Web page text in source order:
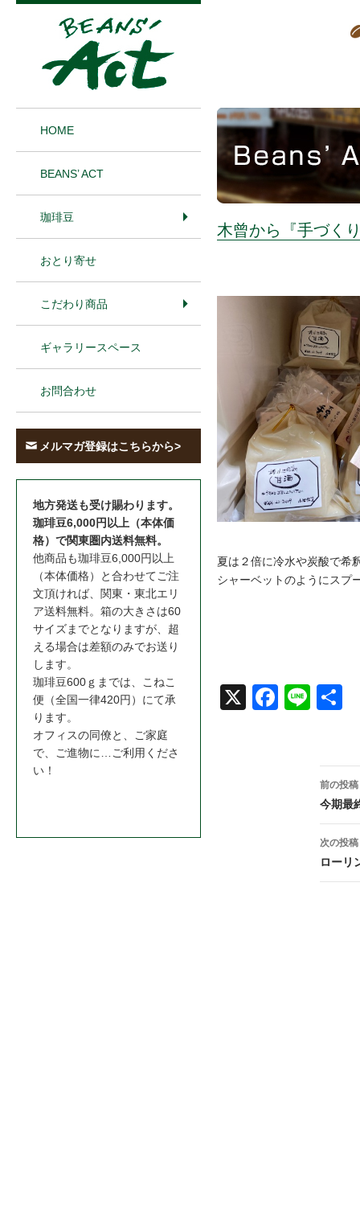
木曾から『手づく
夏は２倍に冷水や炭酸で希
シャーベットのようにスプ
Face
Line
投
稿
ナ
ビ
前の投稿
今期最
次の投稿
ローリ
HOME
BEANS’ ACT
珈琲豆
おとり寄せ
こだわり商品
ギャラリースペース
お問合わせ
メルマガ登録はこちらから>
地方発送も受け賜わります。
珈琲豆6,000円以上（本体価
格）で関東圏内送料無料。
他商品も珈琲豆6,000円以上
（本体価格）と合わせてご注
文頂ければ、関東・東北エリ
ア送料無料。箱の大きさは60
サイズまでとなりますが、超
える場合は差額のみでお送り
します。
珈琲豆600ｇまでは、こねこ
便（全国一律420円）にて承
ります。
オフィスの同僚と、ご家庭
で、ご進物に…ご利用くださ
い！